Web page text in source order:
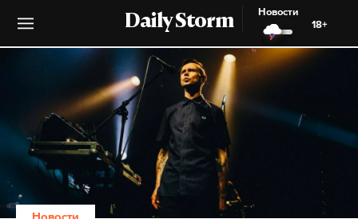
Daily Storm
Новости
18+
Новости